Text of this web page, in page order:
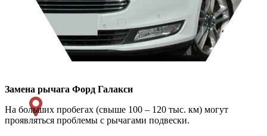
Замена рычага Форд Галакси
На больших пробегах (свыше 100 – 120 тыс. км) могут
проявляться проблемы с рычагами подвески.